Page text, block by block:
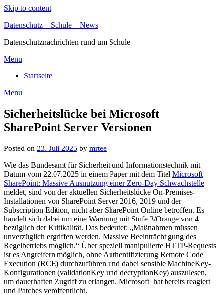
Skip to content
Datenschutz – Schule – News
Datenschutznachrichten rund um Schule
Menu
Startseite
Menu
Sicherheitslücke bei Microsoft
SharePoint Server Versionen
Posted on 23. Juli 2025 by mrtee
Wie das Bundesamt für Sicherheit und Informationstechnik mit
Datum vom 22.07.2025 in einem Paper mit dem Titel Microsoft
SharePoint: Massive Ausnutzung einer Zero-Day Schwachstelle
meldet, sind von der aktuellen Sicherheitslücke On-Premises-
Installationen von SharePoint Server 2016, 2019 und der
Subscription Edition, nicht aber SharePoint Online betroffen. Es
handelt sich dabei um eine Warnung mit Stufe 3/Orange von 4
bezüglich der Kritikalität. Das bedeutet: „Maßnahmen müssen
unverzüglich ergriffen werden. Massive Beeinträchtigung des
Regelbetriebs möglich.“ Über speziell manipulierte HTTP-Requests
ist es Angreifern möglich, ohne Authentifizierung Remote Code
Execution (RCE) durchzuführen und dabei sensible MachineKey-
Konfigurationen (validationKey und decryptionKey) auszulesen,
um dauerhaften Zugriff zu erlangen. Microsoft hat bereits reagiert
und Patches veröffentlicht.